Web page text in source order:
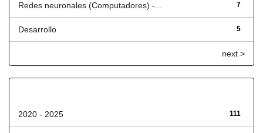
7
Redes neuronales (Computadores) -...
5
Desarrollo
next >
111
2020 - 2025